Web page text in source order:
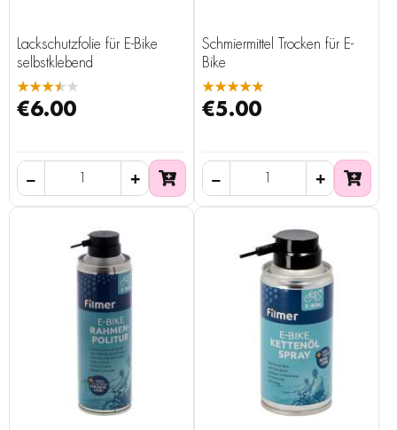
Lackschutzfolie für E-Bike
selbstklebend
★★★★★
€6.00
Schmiermittel Trocken für E-
Bike
★★★★★
€5.00